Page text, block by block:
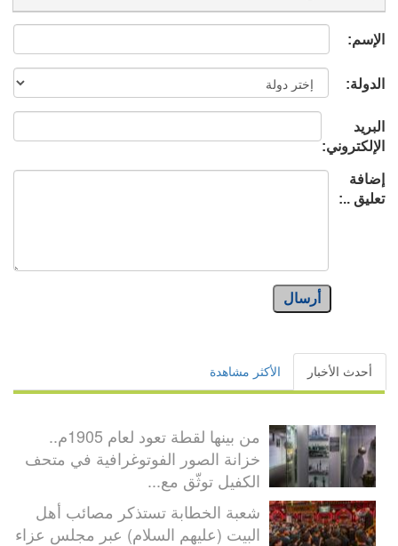
الإسم:
الدولة:
البريد
الإلكتروني:
إضافة
تعليق ..:
أرسال
أحدث الأخبار الأكثر مشاهدة
من بينها لقطة تعود لعام 1905م..
خزانة الصور الفوتوغرافية في متحف
الكفيل توثّق مع...
شعبة الخطابة تستذكر مصائب أهل
البيت (عليهم السلام) عبر مجلس عزاء